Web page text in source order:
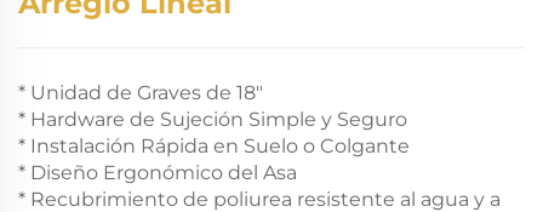
* Unidad de Graves de 18"
* Hardware de Sujeción Simple y Seguro
* Instalación Rápida en Suelo o Colgante
* Diseño Ergonómico del Asa
* Recubrimiento de poliurea resistente al agua y a